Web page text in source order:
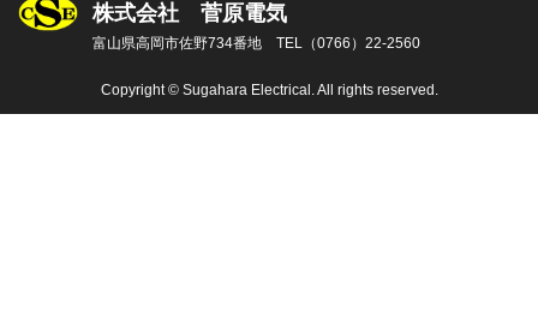
株式会社 菅原電気
富山県高岡市佐野734番地 TEL（0766）22-2560
Copyright © Sugahara Electrical. All rights reserved.